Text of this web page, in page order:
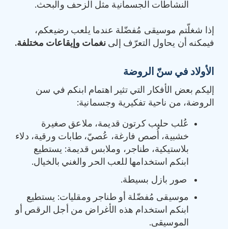
النشاطات الجسمانية مثل الزحف والبحث.
إذا شغلّتم موسيقى مُفضّلة عندما يلعب رضيعكم،
فيمكنه أن يحاول التعرّف إلى نغمات وإيقاعات مختلفة.
الأولاد في سنّ الروضة
إليكم بعض الأفكار التي تثير اهتمام ابنكم في سن
الروضة، من ناحية تفكيرية وجسمانية:
عُلب حليب كرتون قديمة، ملاعق صغيرة
خشبية، أُصص فارغة، عُصيّ، طابات ورقية، دلاء
بلاستيكية، طناجر، وملابس قديمة: يستطيع
ابنكم استخدامها للعب الحر والغني بالخيال.
صور بازل بسيطة.
موسيقى مُفضّلة أو طناجر ومقليات: يستطيع
ابنكم استخدام هذه الأغراض من أجل الرقص أو
الموسيقى.